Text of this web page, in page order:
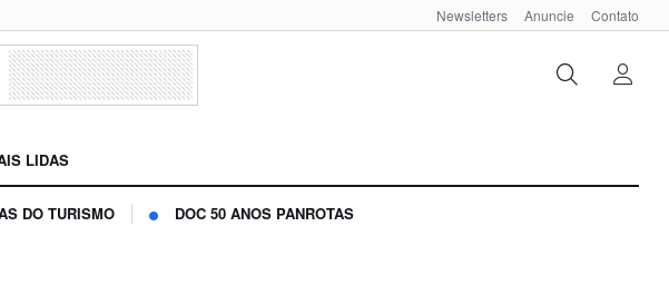
Newsletters Anuncie Contato
LIDAS
DO TURISMO DOC 50 ANOS PANROTAS